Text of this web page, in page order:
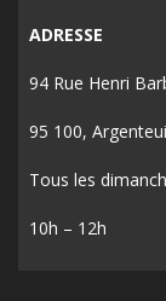
ADRESSE
94 Rue Henri
95 100,
Tous les
10h – 12h